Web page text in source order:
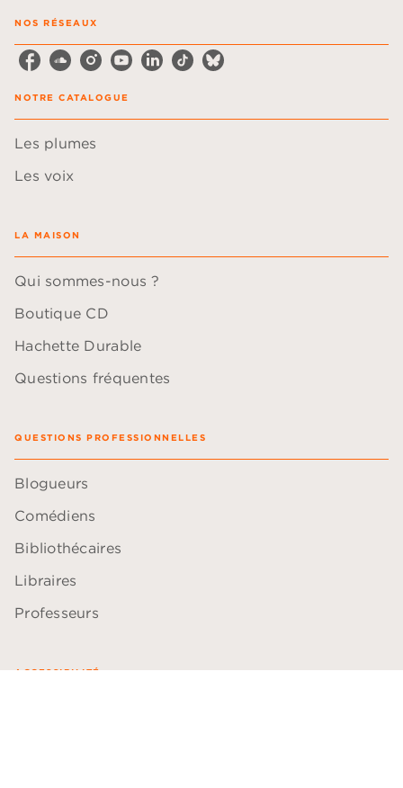
NOS RÉSEAUX
NOTRE CATALOGUE
Les plumes
Les voix
LA MAISON
Qui sommes-nous ?
Boutique CD
Hachette Durable
Questions fréquentes
QUESTIONS PROFESSIONNELLES
Blogueurs
Comédiens
Bibliothécaires
Libraires
Professeurs
ACCESSIBILITÉ